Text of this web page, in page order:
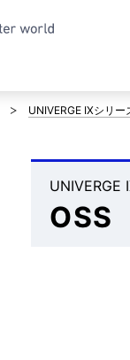
UNIVERGE IXシリー
OSS
UNIVERGE